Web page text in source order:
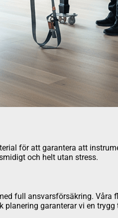
för att garantera att
och helt utan stress.
full ansvarsförsäkring.
garanterar vi en trygg